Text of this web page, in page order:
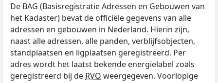
De BAG (Basisregistratie Adressen en Gebouwen van
het Kadaster) bevat de officiële gegevens van alle
adressen en gebouwen in Nederland. Hierin zijn,
naast alle adressen, alle panden, verblijfsobjecten,
standplaatsen en ligplaatsen geregistreerd. Per
adres wordt het laatst bekende energielabel zoals
geregistreerd bij de RVO weergegeven. Voorlopige